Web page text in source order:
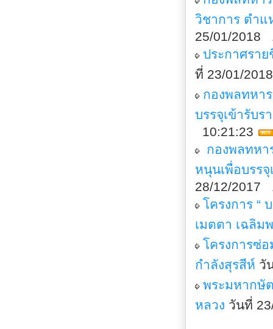
วิชาการ ตำแ
25/01/2018
ประกาศรา
ที่ 23/01/
กองพลทหา
บรรจุเข้ารับร
10:21:23
กองพลทหา
หนุนเพื่อบรร
28/12/2017
โครงการ “
เมตตา เฉลิม
โครงการซ่
กำลังสุรสีห์ วั
พระมหากษั
หลวง วันที่